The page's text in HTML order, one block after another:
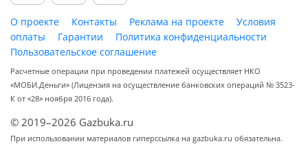
О проекте Контакты Реклама на проекте
Условия
оплаты
Гарантии
Политика конфиденциальности
Пользовательское соглашение
Расчетные операции при проведении платежей осуществляет НКО
«МОБИ.Деньги» (Лицензия на осуществление банковских операций № 3523-
К от «28» ноября 2016 года).
© 2019–2026 Gazbuka.ru
При использовании материалов гиперссылка на gazbuka.ru обязательна.